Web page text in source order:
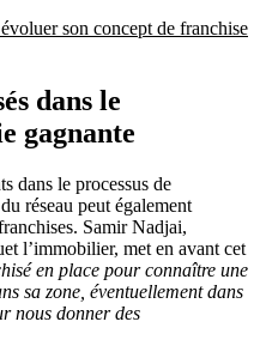
son concept de franchise
dans le
gagnante
dans le processus de
réseau peut également
Samir Nadjai,
l’immobilier, met en avant cet
en place pour connaître une
sa zone, éventuellement dans
nous donner des